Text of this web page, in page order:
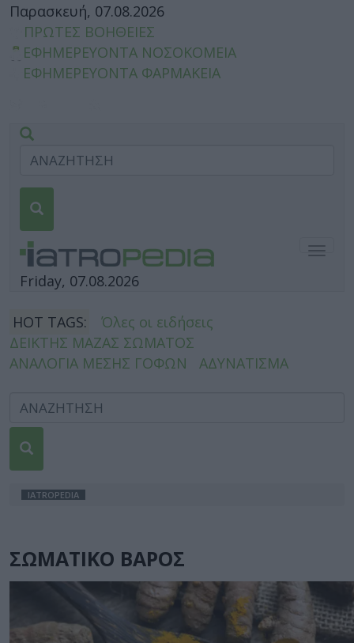
Παρασκευή, 07.08.2026
ΠΡΩΤΕΣ ΒΟΗΘΕΙΕΣ
ΕΦΗΜΕΡΕΥΟΝΤΑ ΝΟΣΟΚΟΜΕΙΑ
ΕΦΗΜΕΡΕΥΟΝΤΑ ΦΑΡΜΑΚΕΙΑ
Friday, 07.08.2026
HOT TAGS:
Όλες οι ειδήσεις
ΔΕΙΚΤΗΣ ΜΑΖΑΣ ΣΩΜΑΤΟΣ
ΑΝΑΛΟΓΙΑ ΜΕΣΗΣ ΓΟΦΩΝ
ΑΔΥΝΑΤΙΣΜΑ
IATROPEDIA
ΣΩΜΑΤΙΚΟ ΒΑΡΟΣ